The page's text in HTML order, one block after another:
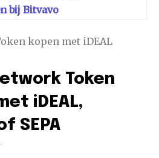
bij Bitvavo
kopen met iDEAL
Token
iDEAL,
SEPA